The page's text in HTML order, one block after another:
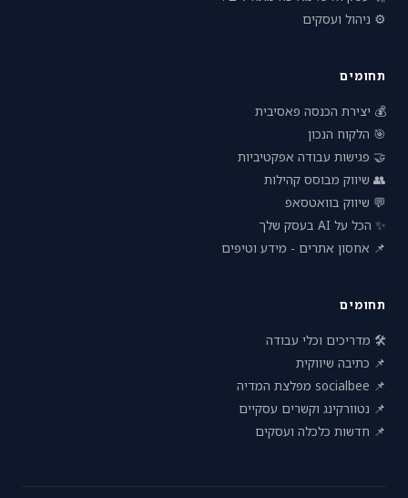
⚙️ ניהול ועסקים
תחומים
💰 יצירת הכנסה פאסיבית
🎯 הלקוח הנכון
🤝 פגישות עבודה אפקטיביות
👥 שיווק מבוסס קהילות
💬 שיווק בוואטסאפ
✨ הכל על AI בעסק שלך
📌 אחסון אתרים - מידע וטיפים
תחומים
🛠 מדריכים וכלי עבודה
📌 כתיבה שיווקית
📌 socialbee מפלצת המדיה
📌 נטוורקינג וקשרים עסקיים
📌 חדשות כלכלה ועסקים